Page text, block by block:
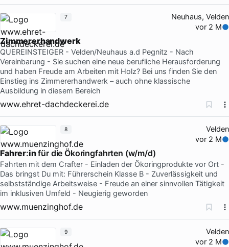
Neuhaus, Velden
vor 2 M
Zimmererhandwerk
QUEREINSTEIGER - Velden/Neuhaus a.d Pegnitz - Nach
Vereinbarung - Sie suchen eine neue berufliche Herausforderung
und haben Freude am Arbeiten mit Holz? Bei uns finden Sie den
Einstieg ins Zimmererhandwerk – auch ohne klassische
Ausbildung in diesem Bereich
www.ehret-dachdeckerei.de
7
Velden
vor 2 M
Fahrer:infür die Ökoringfahrten (w/m/d)
Fahrten mit dem Crafter - Einladen der Ökoringprodukte vor Ort -
Das bringst Du mit: Führerschein Klasse B - Zuverlässigkeit und
selbstständige Arbeitsweise - Freude an einer sinnvollen Tätigkeit
im inklusiven Umfeld - Neugierig geworden
www.muenzinghof.de
8
Velden
vor 2 M
9